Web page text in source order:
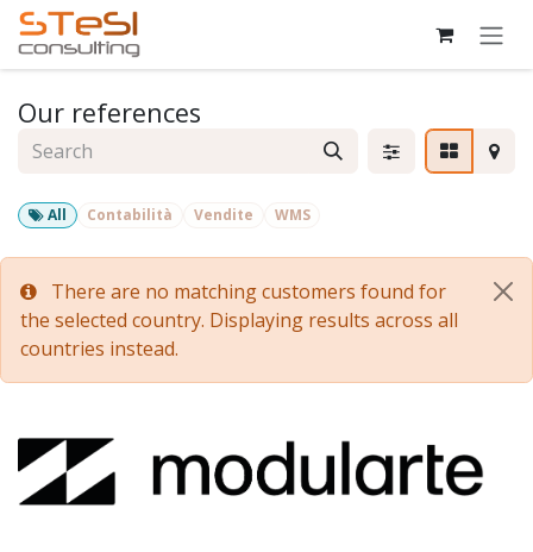
Skip to Content
Our references
All Contabilità Vendite WMS
There are no matching customers found for
the selected country. Displaying results across all
countries instead.